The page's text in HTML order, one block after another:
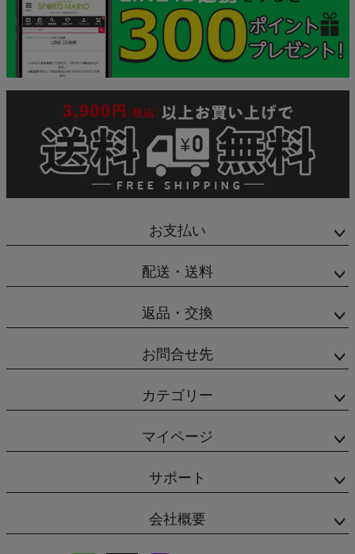
お支払い
配送・送料
返品・交換
お問合せ先
カテゴリー
マイページ
サポート
会社概要